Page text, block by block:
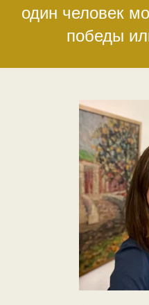
один человек
победы